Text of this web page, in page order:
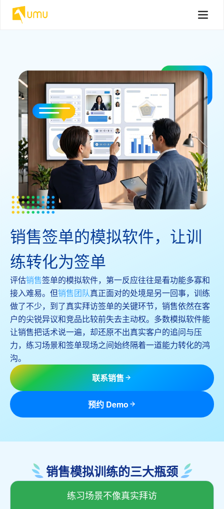
销售签单的模拟软件，让训
练转化为签单
评估销售签单的模拟软件，第一反应往往是看功能多寡和
接入难易。但销售团队真正面对的处境是另一回事，训练
做了不少，到了真实拜访签单的关键环节，销售依然在客
户的尖锐异议和竞品比较前失去主动权。多数模拟软件能
让销售把话术说一遍，却还原不出真实客户的追问与压
力，练习场景和签单现场之间始终隔着一道能力转化的鸿
沟。
联系销售
预约 Demo
销售模拟训练的三大瓶颈
练习场景不像真实拜访